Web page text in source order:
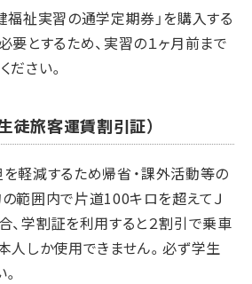
福祉実習の通学定期券」を購入する
要とするため、実習の１ヶ月前まで
ださい。
徒旅客運賃割引証）
軽減するため帰省・課外活動等の
範囲内で片道100キロを超えてＪ
、学割証を利用すると２割引で乗車
人しか使用できません。必ず学生